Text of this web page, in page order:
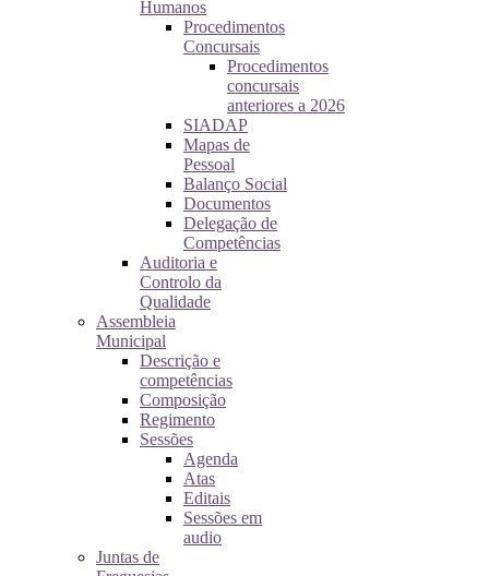
Humanos
Procedimentos
Concursais
Procedimentos
concursais
anteriores a 2026
SIADAP
Mapas de
Pessoal
Balanço Social
Documentos
Delegação de
Competências
Auditoria e
Controlo da
Qualidade
Assembleia
Municipal
Descrição e
competências
Composição
Regimento
Sessões
Agenda
Atas
Editais
Sessões em
audio
Juntas de